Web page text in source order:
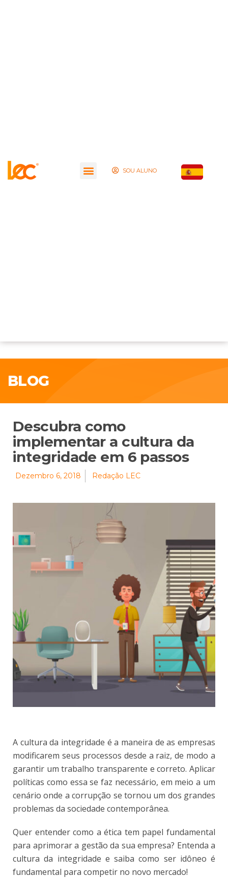
SOU ALUNO
BLOG
Descubra como
implementar a cultura da
integridade em 6 passos
Dezembro 6, 2018 Redação LEC
A cultura da integridade é a maneira de as empresas
modificarem seus processos desde a raiz, de modo a
garantir um trabalho transparente e correto. Aplicar
políticas como essa se faz necessário, em meio a um
cenário onde a corrupção se tornou um dos grandes
problemas da sociedade contemporânea.
Quer entender como a ética tem papel fundamental
para aprimorar a gestão da sua empresa? Entenda a
cultura da integridade e saiba como ser idôneo é
fundamental para competir no novo mercado!